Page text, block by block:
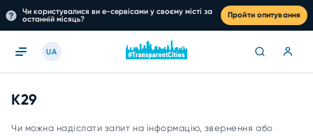
Чи користувалися ви е-сервісами у своєму місті за
останній місяць?
Пройти опитування
UA
К29
Чи можна надіслати запит на інформацію, звернення або